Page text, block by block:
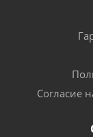
Согласие